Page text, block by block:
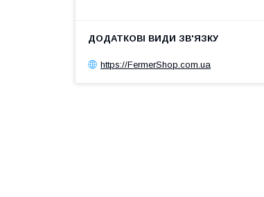
https://FermerShop.com.ua